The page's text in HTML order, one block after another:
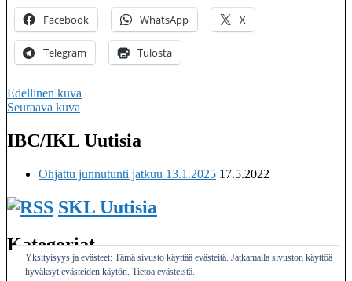
Facebook WhatsApp X
Telegram Tulosta
Edellinen kuva
Seuraava kuva
IBC/IKL Uutisia
Ohjattu junnutunti jatkuu 13.1.2025 17.5.2022
SKL Uutisia
Kategoriat
Yleinen
Yksityisyys ja evästeet: Tämä sivusto käyttää evästeitä. Jatkamalla sivuston käyttöä
hyväksyt evästeiden käytön. Tietoa evästeistä.